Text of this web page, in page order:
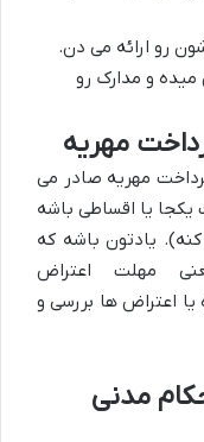
رو ارائه می دن.
و مدارک رو
مهریه صادر می
یا اقساطی باشه
یادتون باشه که
مهلت اعتراض
اعتراض ها بررسی و
مدنی